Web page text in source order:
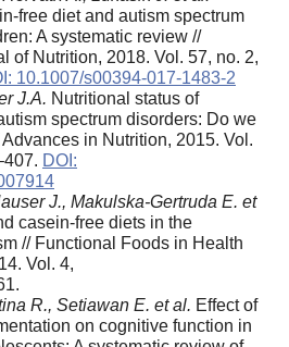
free diet and autism spectrum
A systematic review //
of Nutrition, 2018. Vol. 57, no. 2,
10.1007/s00394-017-1483-2
J.A. Nutritional status of
spectrum disorders: Do we
in Nutrition, 2015. Vol.
DOI:
J., Makulska-Gertruda E. et
casein-free diets in the
// Functional Foods in Health
Vol. 4,
R., Setiawan E. et al. Effect of
on cognitive function in